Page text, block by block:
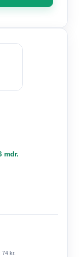
mdr.
74 kr.